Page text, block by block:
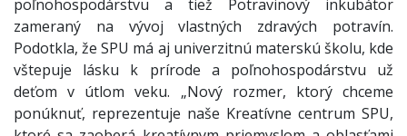
poľnohospodárstvu a tiež Potravinový inkubátor
zameraný na vývoj vlastných zdravých potravín.
Podotkla, že SPU má aj univerzitnú materskú školu, kde
vštepuje lásku k prírode a poľnohospodárstvu už
deťom v útlom veku. „Nový rozmer, ktorý chceme
ponúknuť, reprezentuje naše Kreatívne centrum SPU,